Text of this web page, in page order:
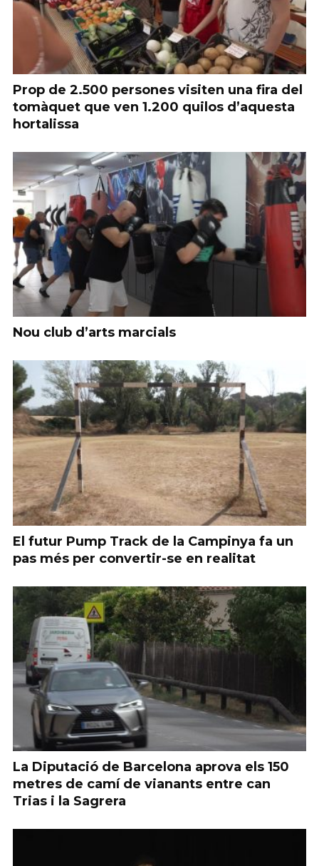
Prop de 2.500 persones visiten una fira del
tomàquet que ven 1.200 quilos d’aquesta
hortalissa
Nou club d’arts marcials
El futur Pump Track de la Campinya fa un
pas més per convertir-se en realitat
La Diputació de Barcelona aprova els 150
metres de camí de vianants entre can
Trias i la Sagrera